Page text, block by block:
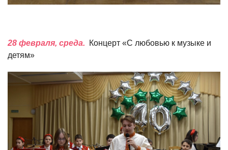
28 февраля, среда.
Концерт «С любовью к музыке и
детям»